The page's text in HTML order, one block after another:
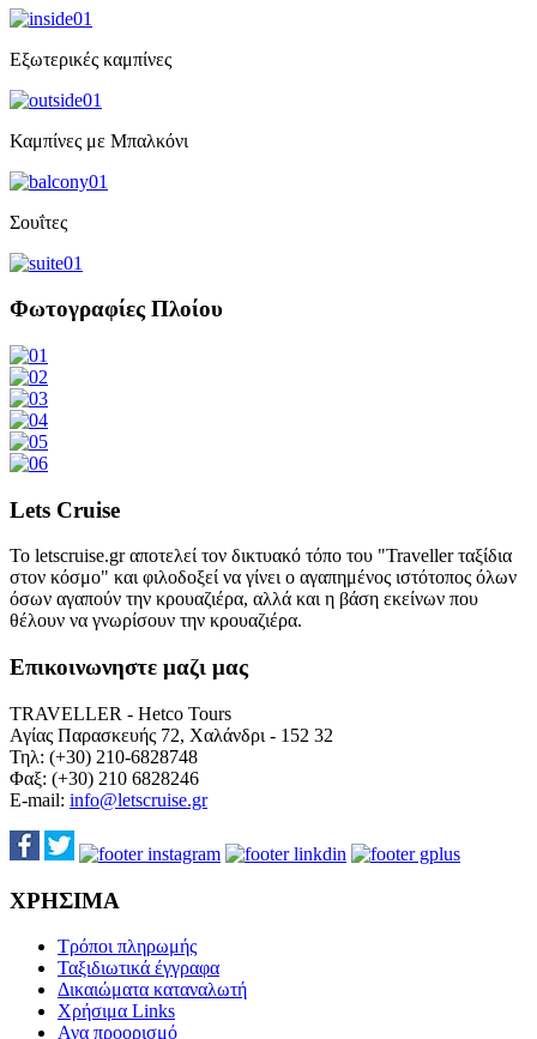
Εξωτερικές καμπίνες
Καμπίνες με Μπαλκόνι
Σουΐτες
Φωτογραφίες Πλοίου
Lets Cruise
Το letscruise.gr αποτελεί τον δικτυακό τόπο του "Traveller ταξίδια
στον κόσμο" και φιλοδοξεί να γίνει ο αγαπημένος ιστότοπος όλων
όσων αγαπούν την κρουαζιέρα, αλλά και η βάση εκείνων που
θέλουν να γνωρίσουν την κρουαζιέρα.
Επικοινωνηστε μαζι μας
TRAVELLER - Hetco Tours
Αγίας Παρασκευής 72, Χαλάνδρι - 152 32
Τηλ: (+30) 210-6828748
Φαξ: (+30) 210 6828246
E-mail: info@letscruise.gr
ΧΡΗΣΙΜΑ
Τρόποι πληρωμής
Ταξιδιωτικά έγγραφα
Δικαιώματα καταναλωτή
Χρήσιμα Links
Ανα προορισμό